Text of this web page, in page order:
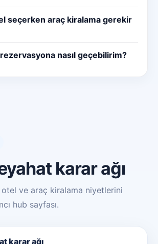
seçerken araç kiralama gerekir
nasıl geçebilirim?
karar ağı
ve araç kiralama niyetlerini
hub sayfası.
karar ağı